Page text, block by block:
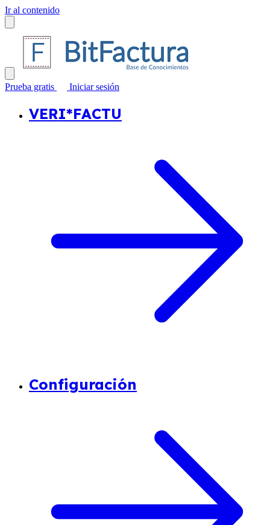
Ir al contenido
Prueba gratis Iniciar sesión
VERI*FACTU
Configuración